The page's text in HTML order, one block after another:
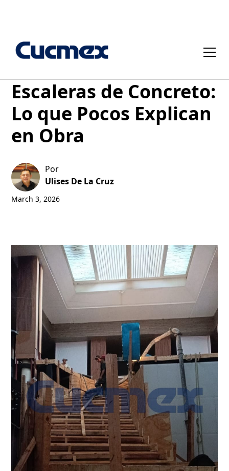
Escaleras de Concreto:
Lo que Pocos Explican
en Obra
Por
Ulises De La Cruz
March 3, 2026